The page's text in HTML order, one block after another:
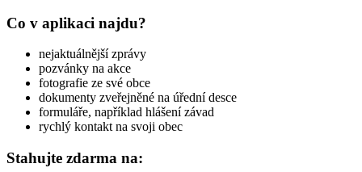
Co v aplikaci najdu?
nejaktuálnější zprávy
pozvánky na akce
fotografie ze své obce
dokumenty zveřejněné na úřední desce
formuláře, například hlášení závad
rychlý kontakt na svoji obec
Stahujte zdarma na: